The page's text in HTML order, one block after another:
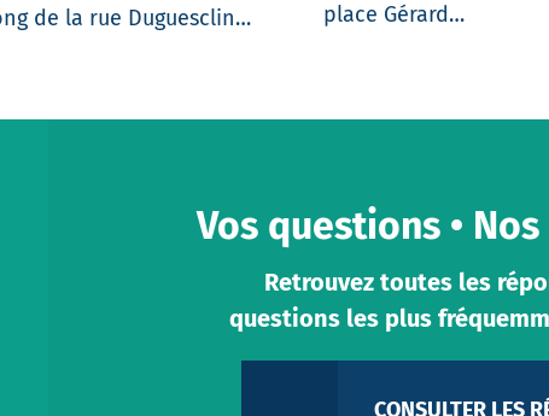
de la rue Duguesclin…
place Gérard…
Vos questions •
Retrouvez toutes les
questions les plus
CONSULTER LES